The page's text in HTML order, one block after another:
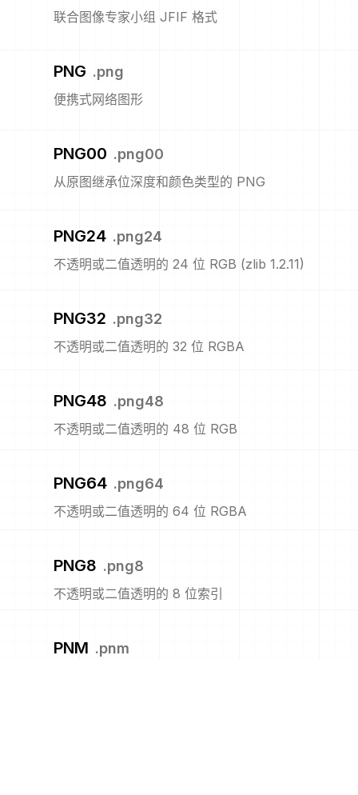
联合图像专家小组 JFIF 格式
PNG .png
便携式网络图形
PNG00 .png00
从原图继承位深度和颜色类型的 PNG
PNG24 .png24
不透明或二值透明的 24 位 RGB (zlib 1.2.11)
PNG32 .png32
不透明或二值透明的 32 位 RGBA
PNG48 .png48
不透明或二值透明的 48 位 RGB
PNG64 .png64
不透明或二值透明的 64 位 RGBA
PNG8 .png8
不透明或二值透明的 8 位索引
PNM .pnm